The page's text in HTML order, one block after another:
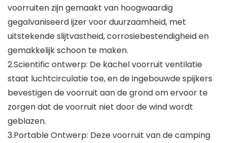
voorruiten zijn gemaakt van hoogwaardig
gegalvaniseerd ijzer voor duurzaamheid, met
uitstekende slijtvastheid, corrosiebestendigheid en
gemakkelijk schoon te maken.
2.Scientific ontwerp: De kachel voorruit ventilatie
staat luchtcirculatie toe, en de ingebouwde spijkers
bevestigen de voorruit aan de grond om ervoor te
zorgen dat de voorruit niet door de wind wordt
geblazen.
3.Portable Ontwerp: Deze voorruit van de camping